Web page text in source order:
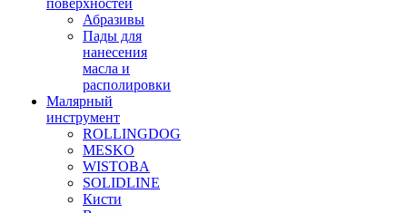
поверхностей
Абразивы
Пады для
нанесения
масла и
располировки
Малярный
инструмент
ROLLINGDOG
MESKO
WISTOBA
SOLIDLINE
Кисти